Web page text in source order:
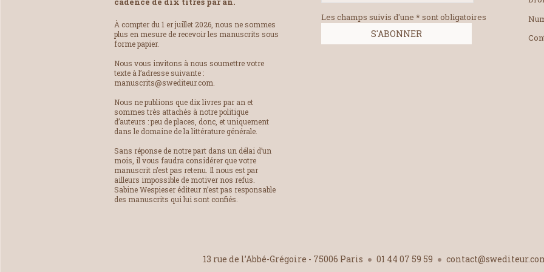
À compter du 1 er juillet 2026, nous ne sommes
plus en mesure de recevoir les manuscrits sous
forme papier.
Nous vous invitons à nous soumettre votre
texte à l’adresse suivante :
manuscrits@swediteur.com.
Nous ne publions que dix livres par an et
sommes très attachés à notre politique
d’auteurs : peu de places, donc, et uniquement
dans le domaine de la littérature générale.
Sans réponse de notre part dans un délai d’un
mois, il vous faudra considérer que votre
manuscrit n’est pas retenu. Il nous est par
ailleurs impossible de motiver nos refus.
Sabine Wespieser éditeur n’est pas responsable
des manuscrits qui lui sont confiés.
Les champs suivis d'une * sont obligatoires
13 rue de l’Abbé-Grégoire - 75006 Paris 01 44 07 59 59